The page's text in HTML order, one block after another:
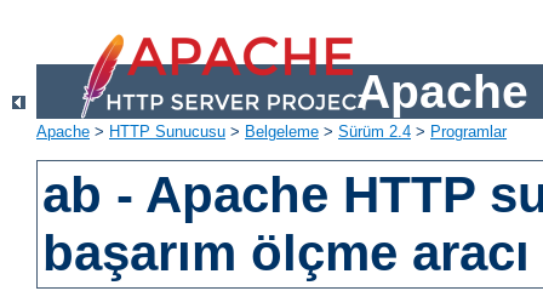
Apache
Apache > HTTP Sunucusu > Belgeleme > Sürüm 2.4 > Programlar
ab - Apache HTTP
başarım ölçme aracı